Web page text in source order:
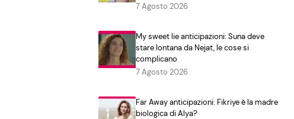
7 Agosto 2026
My sweet lie anticipazioni: Suna deve
stare lontana da Nejat, le cose si
complicano
7 Agosto 2026
Far Away anticipazioni: Fikriye è la madre
biologica di Alya?